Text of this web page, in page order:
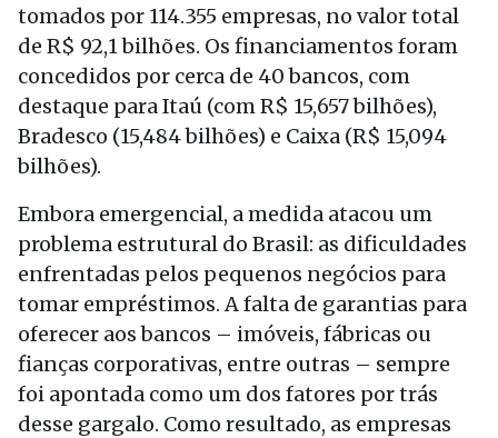
tomados por 114.355 empresas, no valor total
de R$ 92,1 bilhões. Os financiamentos foram
concedidos por cerca de 40 bancos, com
destaque para Itaú (com R$ 15,657 bilhões),
Bradesco (15,484 bilhões) e Caixa (R$ 15,094
bilhões).
Embora emergencial, a medida atacou um
problema estrutural do Brasil: as dificuldades
enfrentadas pelos pequenos negócios para
tomar empréstimos. A falta de garantias para
oferecer aos bancos – imóveis, fábricas ou
fianças corporativas, entre outras – sempre
foi apontada como um dos fatores por trás
desse gargalo. Como resultado, as empresas